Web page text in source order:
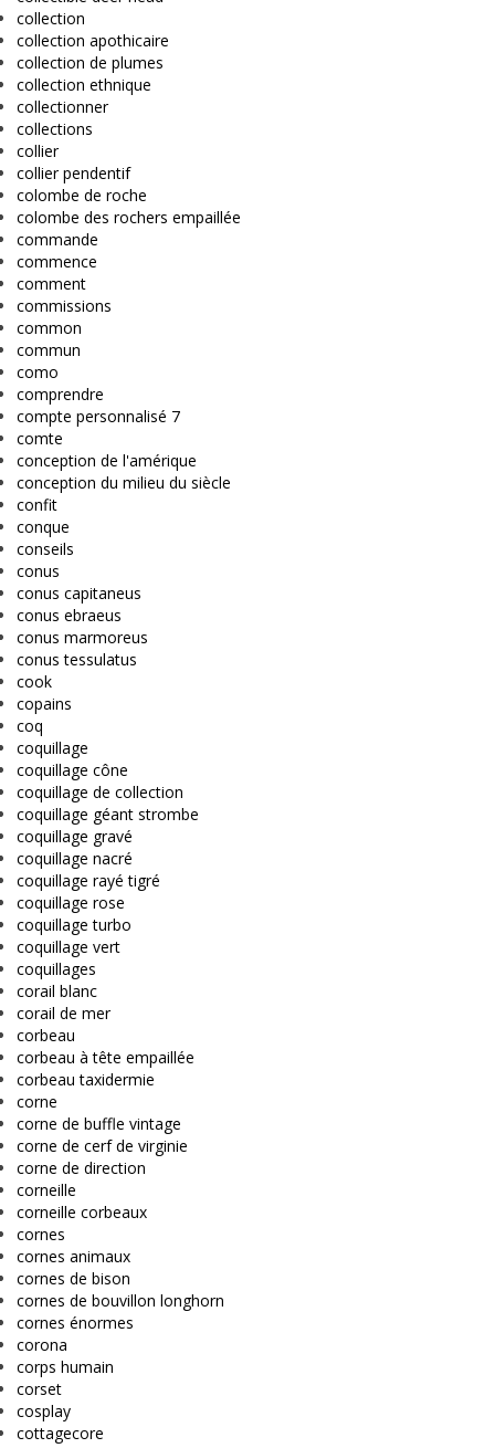
collection
collection apothicaire
collection de plumes
collection ethnique
collectionner
collections
collier
collier pendentif
colombe de roche
colombe des rochers empaillée
commande
commence
comment
commissions
common
commun
como
comprendre
compte personnalisé 7
comte
conception de l'amérique
conception du milieu du siècle
confit
conque
conseils
conus
conus capitaneus
conus ebraeus
conus marmoreus
conus tessulatus
cook
copains
coq
coquillage
coquillage cône
coquillage de collection
coquillage géant strombe
coquillage gravé
coquillage nacré
coquillage rayé tigré
coquillage rose
coquillage turbo
coquillage vert
coquillages
corail blanc
corail de mer
corbeau
corbeau à tête empaillée
corbeau taxidermie
corne
corne de buffle vintage
corne de cerf de virginie
corne de direction
corneille
corneille corbeaux
cornes
cornes animaux
cornes de bison
cornes de bouvillon longhorn
cornes énormes
corona
corps humain
corset
cosplay
cottagecore